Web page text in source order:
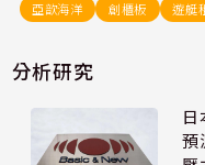
亞歆海洋 創櫃板 遊艇
分析研究
預